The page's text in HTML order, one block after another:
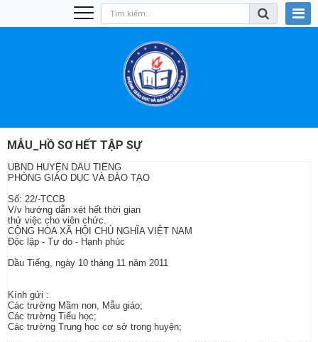
MẪU_HỒ SƠ HẾT TẬP SỰ
UBND HUYỆN DẦU TIẾNG
PHÒNG GIÁO DỤC VÀ ĐÀO TẠO
Số: 22/-TCCB
V/v hướng dẫn xét hết thời gian
thử việc cho viên chức.
CỘNG HÒA XÃ HỘI CHỦ NGHĨA VIỆT NAM
Độc lập - Tự do - Hạnh phúc
Dầu Tiếng, ngày 10 tháng 11 năm 2011
Kính gửi :
Các trường Mầm non, Mẫu giáo;
Các trường Tiểu học;
Các trường Trung học cơ sở trong huyện;